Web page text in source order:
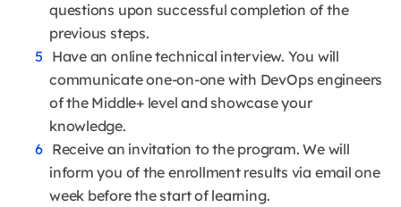
questions upon successful completion of the
previous steps.
Have an online technical interview. You will
communicate one-on-one with DevOps engineers
of the Middle+ level and showcase your
knowledge.
Receive an invitation to the program. We will
inform you of the enrollment results via email one
week before the start of learning.